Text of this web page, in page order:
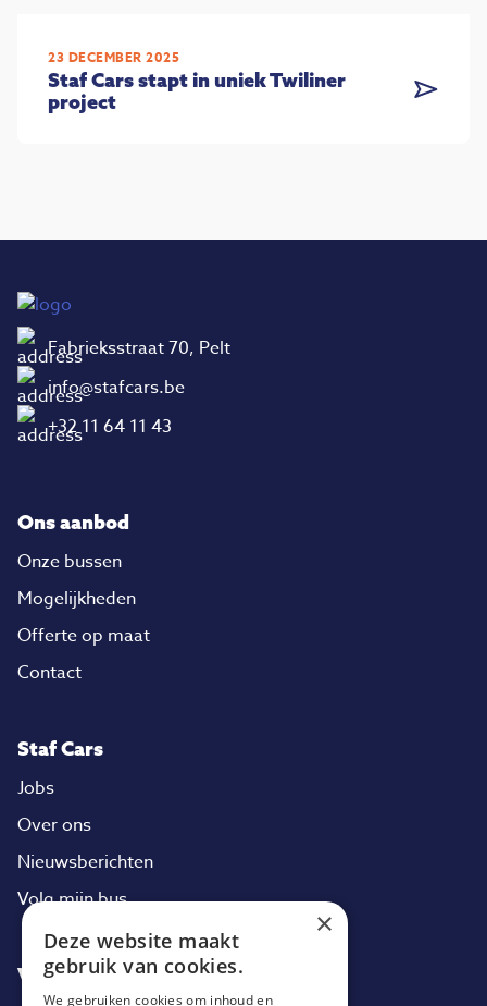
23 DECEMBER 2025
Staf Cars stapt in uniek Twiliner
project
Fabrieksstraat 70, Pelt
info@stafcars.be
+32 11 64 11 43
Ons aanbod
Onze bussen
Mogelijkheden
Offerte op maat
Contact
Staf Cars
Jobs
Over ons
Nieuwsberichten
Volg mijn bus
Volg ons
×
Deze website maakt
gebruik van cookies.
We gebruiken cookies om inhoud en